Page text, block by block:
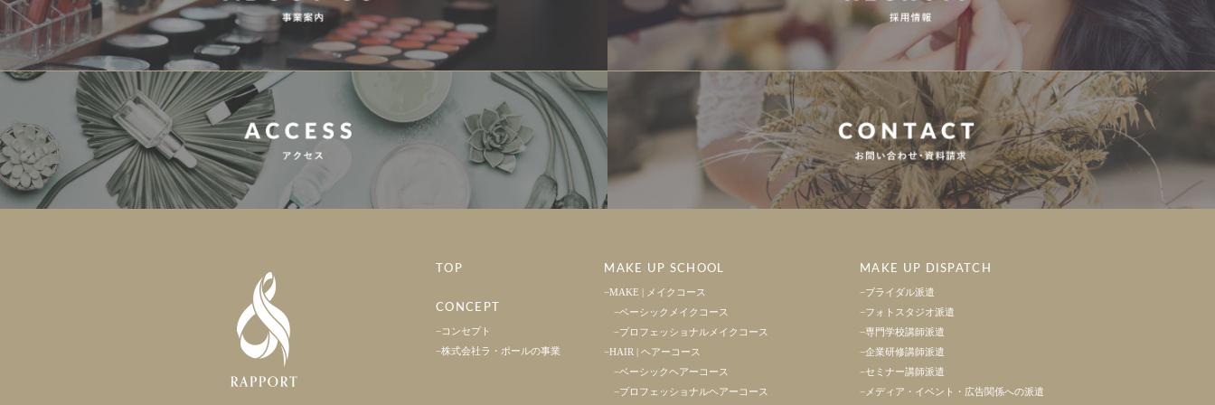
TOP
CONCEPT
コンセプト
株式会社ラ・ポールの事業
MAKE UP SCHOOL
MAKE | メイクコース
ベーシックメイクコース
プロフェッショナルメイクコース
HAIR | ヘアーコース
ベーシックヘアーコース
プロフェッショナルヘアーコース
MAKE UP DISPATCH
ブライダル派遣
フォトスタジオ派遣
専門学校講師派遣
企業研修講師派遣
セミナー講師派遣
メディア・イベント・広告関係への派遣